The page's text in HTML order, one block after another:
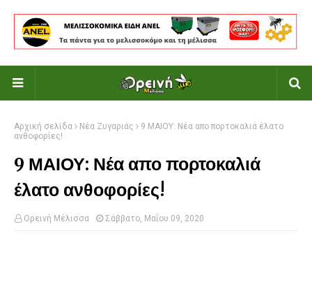
Αρχική σελίδα Νέα Ζυγαριάς
9 ΜΑΙΟΥ: Νέα απο πορτοκαλιά έλατο
ανθοφορίες!
9 ΜΑΙΟΥ: Νέα απο πορτοκαλιά
έλατο ανθοφορίες!
Ορεινή Μέλισσα Σάββατο, Μαΐου 09, 2020